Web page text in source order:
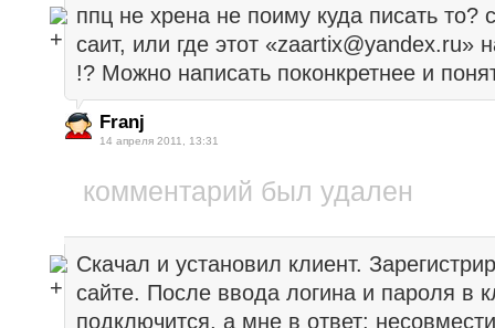
ппц не хрена не поиму куда писать то?
саит, или где этот «zaartix@yandex.ru»
!? Можно написать поконкретнее и
Franj
14 апреля 2011, 13:31
комментарий был удален
Скачал и установил клиент.
сайте. После ввода логина и пароля в
подключится, а мне в ответ: